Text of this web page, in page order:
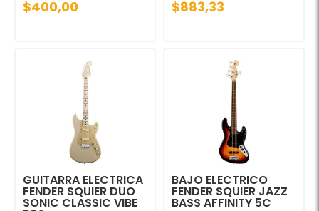
$400,00 $883,33
GUITARRA ELECTRICA
FENDER SQUIER DUO
SONIC CLASSIC VIBE
BAJO ELECTRICO
FENDER SQUIER JAZZ
BASS AFFINITY 5C